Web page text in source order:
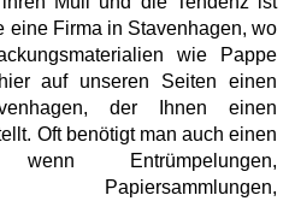
eine Firma in Stavenhagen, wo
wie Pappe
auf unseren Seiten einen
der Ihnen einen
Oft benötigt man auch einen
Entrümpelungen,
Papiersammlungen,